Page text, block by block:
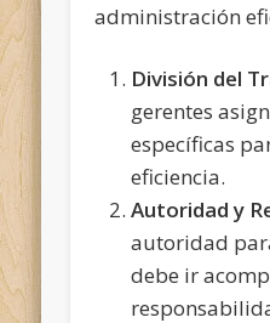
administración
División del
gerentes
específicas
eficiencia.
Autoridad y
autoridad
debe ir